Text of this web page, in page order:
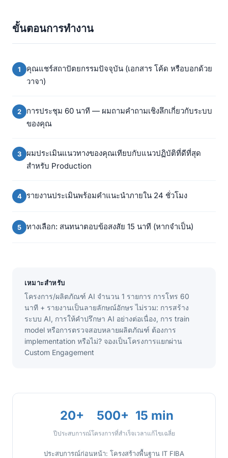
ขั้นตอนการทำงาน
คุณแชร์สถาปัตยกรรมปัจจุบัน (เอกสาร โค้ด หรือบอกด้วย
วาจา)
การประชุม 60 นาที — ผมถามคำถามเชิงลึกเกี่ยวกับระบบ
ของคุณ
ผมประเมินแนวทางของคุณเทียบกับแนวปฏิบัติที่ดีที่สุด
สำหรับ Production
รายงานประเมินพร้อมคำแนะนำภายใน 24 ชั่วโมง
ทางเลือก: สนทนาตอบข้อสงสัย 15 นาที (หากจำเป็น)
เหมาะสำหรับ
โครงการ/ผลิตภัณฑ์ AI จำนวน 1 รายการ การโทร 60
นาที + รายงานเป็นลายลักษณ์อักษร ไม่รวม: การสร้าง
ระบบ AI, การให้คำปรึกษา AI อย่างต่อเนื่อง, การ train
model หรือการตรวจสอบหลายผลิตภัณฑ์ ต้องการ
implementation หรือไม่? จองเป็นโครงการแยกผ่าน
Custom Engagement
20+
ปีประสบการณ์
500+
โครงการที่สำเร็จ
15 min
เวลาแก้ไขเฉลี่ย
ประสบการณ์ก่อนหน้า: โครงสร้างพื้นฐาน IT FIBA